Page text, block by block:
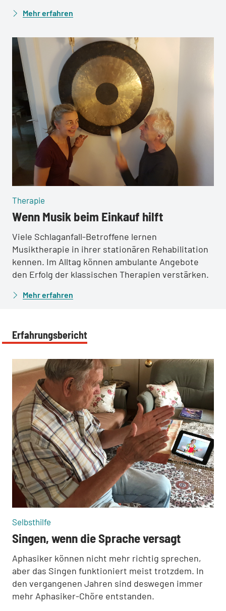
Mehr erfahren
Therapie
Wenn Musik beim Einkauf hilft
Viele Schlaganfall-Betroffene lernen
Musiktherapie in ihrer stationären Rehabilitation
kennen. Im Alltag können ambulante Angebote
den Erfolg der klassischen Therapien verstärken.
Mehr erfahren
Erfahrungsbericht
Selbsthilfe
Singen, wenn die Sprache versagt
Aphasiker können nicht mehr richtig sprechen,
aber das Singen funktioniert meist trotzdem. In
den vergangenen Jahren sind deswegen immer
mehr Aphasiker-Chöre entstanden.